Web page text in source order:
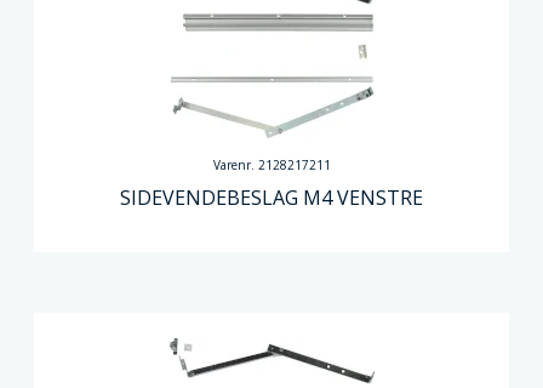
Varenr. 2128217211
SIDEVENDEBESLAG M4 VENSTRE